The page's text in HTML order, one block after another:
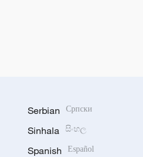
Serbian Српски
Sinhala සිංහල
Spanish Español